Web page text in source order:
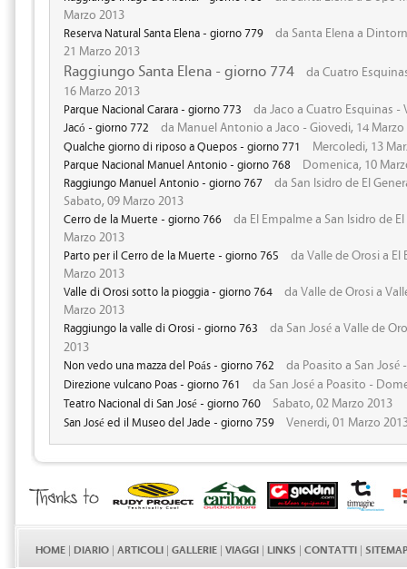
Marzo 2013
Reserva Natural Santa Elena - giorno 779
da Santa Elena a
21 Marzo 2013
Raggiungo Santa Elena - giorno 774
da Cuatro
16 Marzo 2013
Parque Nacional Carara - giorno 773 da Jaco a Cuatro Esquinas -
Jacó - giorno 772 da Manuel Antonio a Jaco - Giovedi, 14 Marzo
Qualche giorno di riposo a Quepos - giorno 771 Mercoledi, 13
Parque Nacional Manuel Antonio - giorno 768 Domenica, 10
Raggiungo Manuel Antonio - giorno 767
da San Isidro de El
Sabato, 09 Marzo 2013
Cerro de la Muerte - giorno 766
da El Empalme a San Isidro de
Marzo 2013
Parto per il Cerro de la Muerte - giorno 765
da Valle de Orosi a
Marzo 2013
Valle di Orosi sotto la pioggia - giorno 764
da Valle de Orosi a
Marzo 2013
Raggiungo la valle di Orosi - giorno 763
da San José a Valle de
2013
Non vedo una mazza del Poás - giorno 762 da Poasito a San José
Direzione vulcano Poas - giorno 761 da San José a Poasito -
Teatro Nacional di San José - giorno 760 Sabato, 02 Marzo 2013
San José ed il Museo del Jade - giorno 759 Venerdi, 01 Marzo
HOME | DIARIO | ARTICOLI | GALLERIE | VIAGGI | LINKS | CONTATTI | SITEMAP